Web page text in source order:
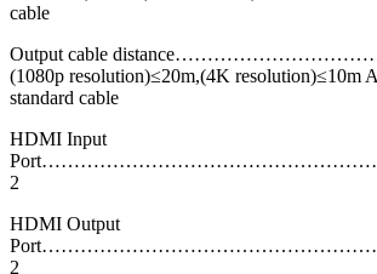
cable
Output cable
(1080p resolution)≤20m,(4K resolution)≤10m
standard cable
HDMI Input
2
HDMI Output
2